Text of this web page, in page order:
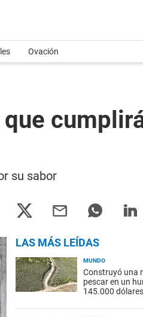
Ovación
su sabor
LAS MÁS LEÍDAS
MUNDO
Construyó una
pescar en un
145.000 dólares